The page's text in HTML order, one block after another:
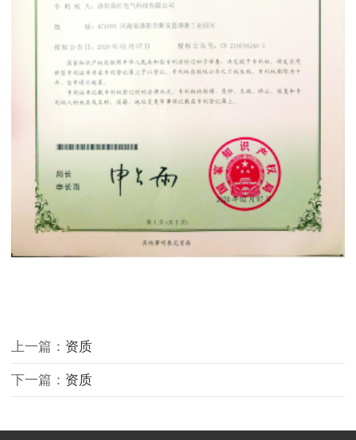
上一篇： 资质
下一篇： 资质